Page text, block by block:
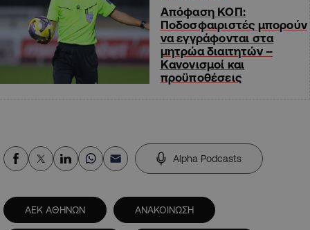
Απόφαση ΚΟΠ:
Ποδοσφαιριστές μπορούν
να εγγράφονται στα
μητρώα διαιτητών –
Κανονισμοί και
προϋποθέσεις
Alpha Podcasts
ΑΕΚ ΑΘΗΝΩΝ ΑΝΑΚΟΙΝΩΣΗ